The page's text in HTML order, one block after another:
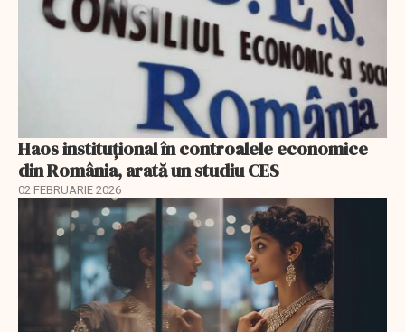
Haos instituțional în controalele economice
din România, arată un studiu CES
02 FEBRUARIE 2026